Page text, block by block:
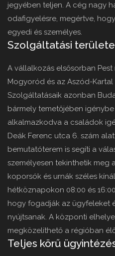
jegyében teljen. A cég nagy
odafigyelésre, megértve,
egyedi és személyes.
Szolgáltatási
A vállalkozás elsősorban Pest
Mogyoród és az Aszód-
Szolgáltatásaik azonban
bármely temetőjében
alkalmazkodva a családok
Deák Ferenc utca 6. szám
bemutatóterem is segíti a
személyesen tekinthetik meg
koporsók és urnák széles
hétköznapokon 08:00 és
hogy fogadják az ügyfeleket
nyújtsanak. A központi
megközelíthető a régióban
Teljes körű